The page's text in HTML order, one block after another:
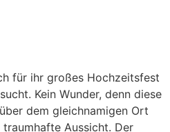
für ihr großes Hochzeitsfest
Kein Wunder, denn diese
dem gleichnamigen Ort
Aussicht. Der